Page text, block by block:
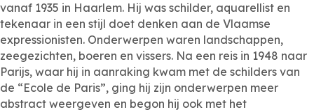
vanaf 1935 in Haarlem. Hij was schilder, aquarellist en
tekenaar in een stijl doet denken aan de Vlaamse
expressionisten. Onderwerpen waren landschappen,
zeegezichten, boeren en vissers. Na een reis in 1948 naar
Parijs, waar hij in aanraking kwam met de schilders van
de “Ecole de Paris”, ging hij zijn onderwerpen meer
abstract weergeven en begon hij ook met het